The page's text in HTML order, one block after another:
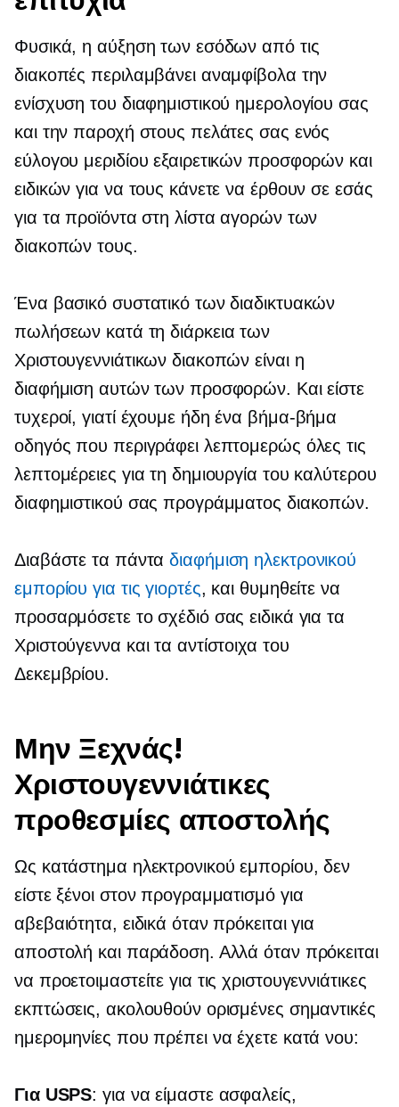
Φυσικά, η αύξηση των εσόδων από τις
διακοπές περιλαμβάνει αναμφίβολα την
ενίσχυση του διαφημιστικού ημερολογίου σας
και την παροχή στους πελάτες σας ενός
εύλογου μεριδίου εξαιρετικών προσφορών και
ειδικών για να τους κάνετε να έρθουν σε εσάς
για τα προϊόντα στη λίστα αγορών των
διακοπών τους.
Ένα βασικό συστατικό των διαδικτυακών
πωλήσεων κατά τη διάρκεια των
Χριστουγεννιάτικων διακοπών είναι η
διαφήμιση αυτών των προσφορών. Και είστε
τυχεροί, γιατί έχουμε ήδη ένα βήμα-βήμα
οδηγός που περιγράφει λεπτομερώς όλες τις
λεπτομέρειες για τη δημιουργία του καλύτερου
διαφημιστικού σας προγράμματος διακοπών.
Διαβάστε τα πάνταδιαφήμιση ηλεκτρονικού
εμπορίου για τις γιορτές, και θυμηθείτε να
προσαρμόσετε το σχέδιό σας ειδικά για τα
Χριστούγεννα και τα αντίστοιχα του
Δεκεμβρίου.
Μην Ξεχνάς!
Χριστουγεννιάτικες
προθεσμίες αποστολής
Ως κατάστημα ηλεκτρονικού εμπορίου, δεν
είστε ξένοι στον προγραμματισμό για
αβεβαιότητα, ειδικά όταν πρόκειται για
αποστολή και παράδοση. Αλλά όταν πρόκειται
να προετοιμαστείτε για τις χριστουγεννιάτικες
εκπτώσεις, ακολουθούν ορισμένες σημαντικές
ημερομηνίες που πρέπει να έχετε κατά νου:
Για USPS: για να είμαστε ασφαλείς,